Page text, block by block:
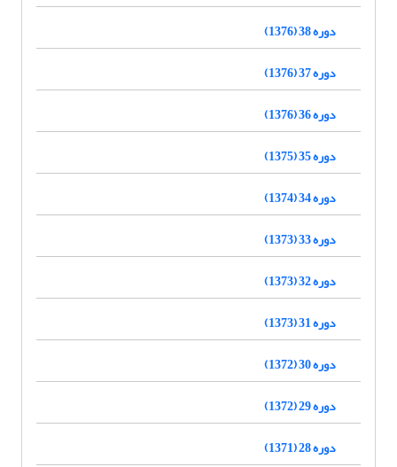
دوره 38 (1376)
دوره 37 (1376)
دوره 36 (1376)
دوره 35 (1375)
دوره 34 (1374)
دوره 33 (1373)
دوره 32 (1373)
دوره 31 (1373)
دوره 30 (1372)
دوره 29 (1372)
دوره 28 (1371)